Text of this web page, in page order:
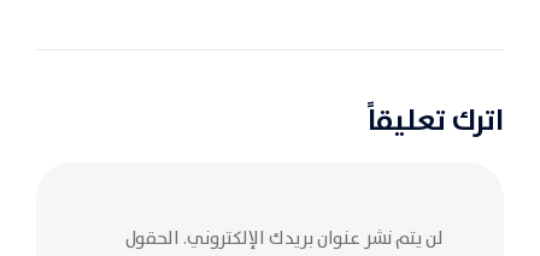
اترك تعليقاً
لن يتم نشر عنوان بريدك الإلكتروني. الحقول